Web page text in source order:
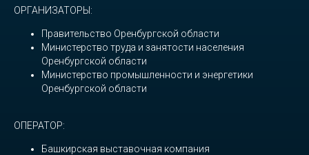
ОРГАНИЗАТОРЫ:
Правительство Оренбургской области
Министерство труда и занятости населения
Оренбургской области
Министерство промышленности и энергетики
Оренбургской области
ОПЕРАТОР:
Башкирская выставочная компания